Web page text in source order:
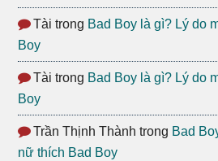
Tài trong Bad Boy là gì? Lý do
Boy
Tài trong Bad Boy là gì? Lý do
Boy
Trần Thịnh Thành trong Bad
nữ thích Bad Boy